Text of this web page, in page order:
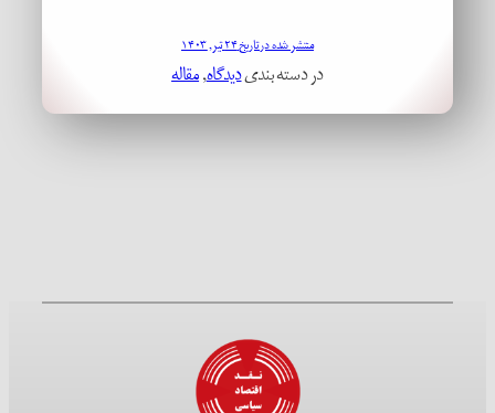
منتشر شده در تاریخ ۲۴ تیر, ۱۴۰۳
در دسته بندیدیدگاه, مقاله